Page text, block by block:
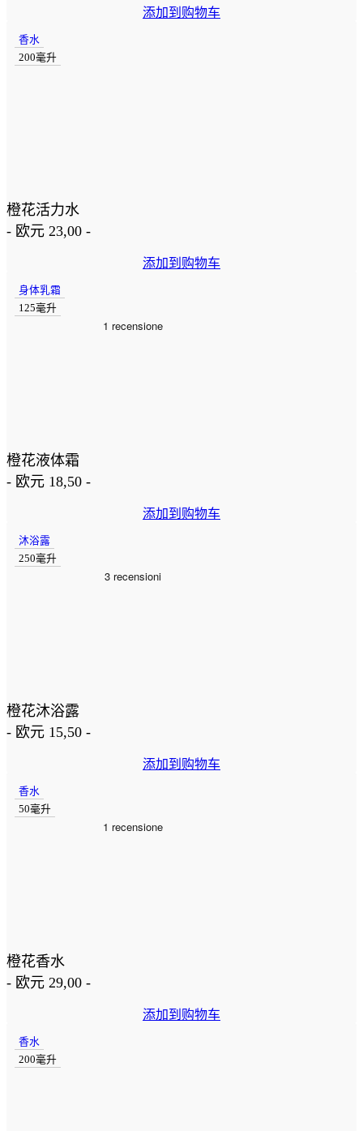
添加到购物车
香水
200毫升
橙花活力水
- 欧元 23,00 -
添加到购物车
身体乳霜
125毫升
橙花液体霜
- 欧元 18,50 -
添加到购物车
沐浴露
250毫升
橙花沐浴露
- 欧元 15,50 -
添加到购物车
香水
50毫升
橙花香水
- 欧元 29,00 -
添加到购物车
香水
200毫升